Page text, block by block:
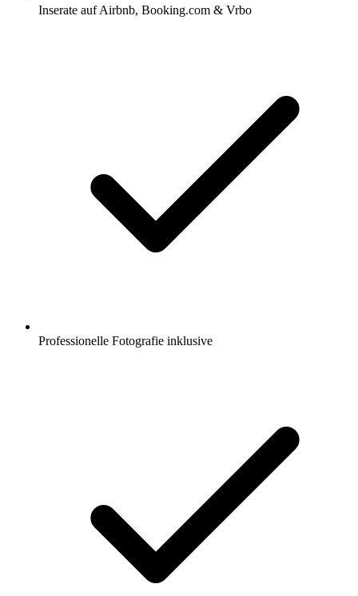
Inserate auf Airbnb, Booking.com & Vrbo
Professionelle Fotografie inklusive